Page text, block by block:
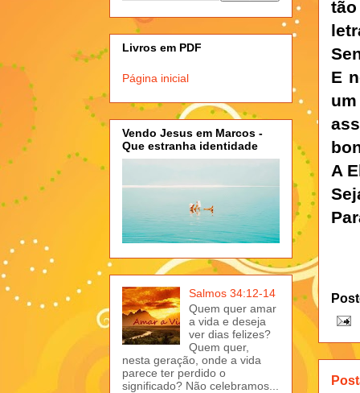
E
A
Livros em PDF
Página inicial
Vendo Jesus em Marcos -
Que estranha identidade
Salmos 34:12-14
Quem quer amar
a vida e deseja
ver dias felizes?
Quem quer,
nesta geração, onde a vida
parece ter perdido o
significado? Não celebramos...